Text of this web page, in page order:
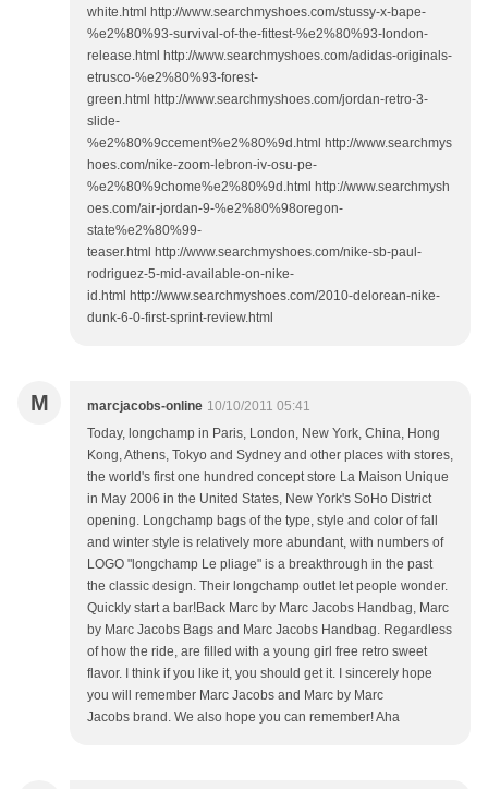
M marcjacobs-online 10/10/2011 05:41
Today, longchamp in Paris, London, New York, China, Hong
Kong, Athens, Tokyo and Sydney and other places with stores,
the world's first one hundred concept store La Maison Unique
in May 2006 in the United States, New York's SoHo District
opening. Longchamp bags of the type, style and color of fall
and winter style is relatively more abundant, with numbers of
LOGO "longchamp Le pliage" is a breakthrough in the past
the classic design. Their longchamp outlet let people wonder.
Quickly start a bar!Back Marc by Marc Jacobs Handbag, Marc
by Marc Jacobs Bags and Marc Jacobs Handbag. Regardless
of how the ride, are filled with a young girl free retro sweet
flavor. I think if you like it, you should get it. I sincerely hope
you will remember Marc Jacobs and Marc by Marc
Jacobs brand. We also hope you can remember! Aha